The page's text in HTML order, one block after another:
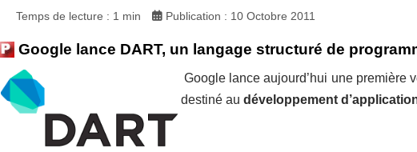
Temps de lecture : 1 min Publication : 10 Octobre 2011
Google lance DART, un langage structuré de
Google lance aujourd’hui une première
destiné au développement